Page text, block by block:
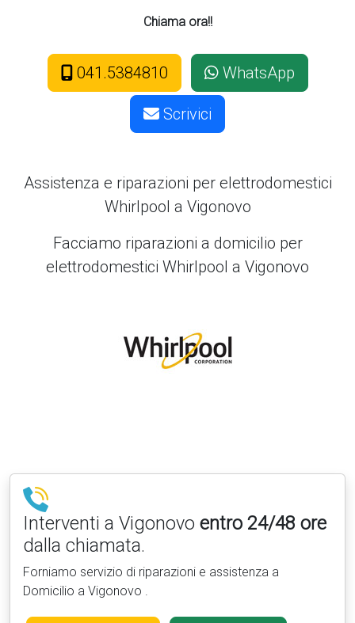
Chiama ora!!
041.5384810 WhatsApp
Scrivici
Assistenza e riparazioni per elettrodomestici
Whirlpool a Vigonovo
Facciamo riparazioni a domicilio per
elettrodomestici Whirlpool a Vigonovo
Interventi a Vigonovo entro 24/48 ore
dalla chiamata.
Forniamo servizio di riparazioni e assistenza a
Domicilio a Vigonovo .